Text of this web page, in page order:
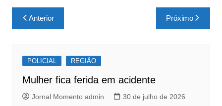
c
e
o
o
k
at
s
p
p
Navegação
de
Anterior Próximo
POLICIAL REGIÃO
Mulher fica ferida em acidente
Jornal Momento admin 30 de julho de 2026